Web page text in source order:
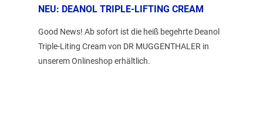
ANMELDEN
NEU: DEANOL TRIPLE-LIFTING CREAM
Good News! Ab sofort ist die heiß begehrte Deanol
Triple-Liting Cream von DR MUGGENTHALER in
unserem Onlineshop erhältlich.